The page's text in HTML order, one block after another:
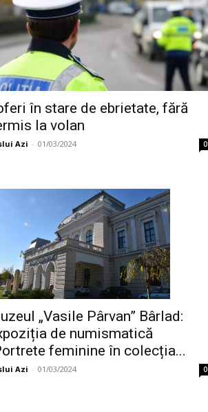
în stare de ebrietate, fără
la volan
Azi - 01/03/2024 0
„Vasile Pârvan” Bârlad:
de numismatică
feminine în colecția...
Azi - 01/03/2024 0